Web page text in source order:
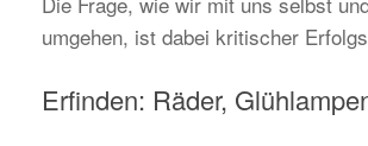
umgehen, ist dabei kritischer
Erfinden: Räder,